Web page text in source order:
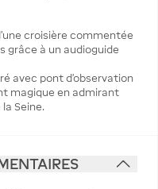
croisière commentée
grâce à un audioguide
avec pont d’observation
magique en admirant
Seine.